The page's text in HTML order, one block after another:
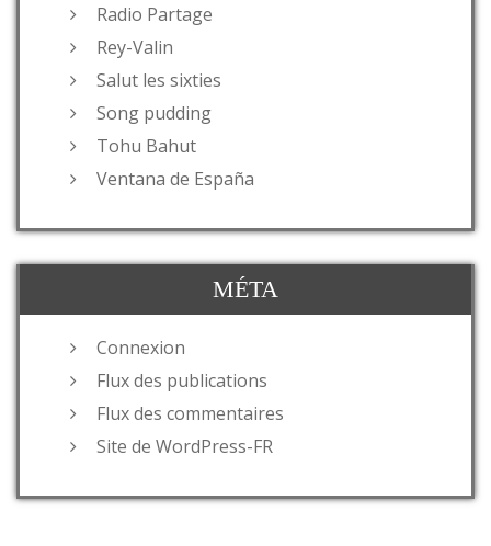
Radio Partage
Rey-Valin
Salut les sixties
Song pudding
Tohu Bahut
Ventana de España
MÉTA
Connexion
Flux des publications
Flux des commentaires
Site de WordPress-FR